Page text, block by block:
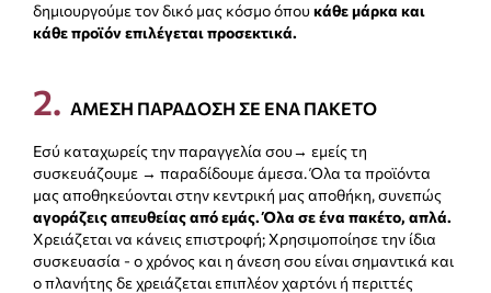
δημιουργούμε τον δικό μας κόσμο όπου κάθε μάρκα και
κάθε προϊόν επιλέγεται προσεκτικά.
2. ΑMEΣΗ ΠΑΡΑΔΟΣΗ ΣΕ ΕΝΑ ΠΑΚΕΤΟ
Εσύ καταχωρείς την παραγγελία σου→ εμείς τη
συσκευάζουμε → παραδίδουμε άμεσα. Όλα τα προϊόντα
μας αποθηκεύονται στην κεντρική μας αποθήκη, συνεπώς
αγοράζεις απευθείας από εμάς. Όλα σε ένα πακέτο, απλά.
Χρειάζεται να κάνεις επιστροφή; Χρησιμοποίησε την ίδια
συσκευασία - ο χρόνος και η άνεση σου είναι σημαντικά και
ο πλανήτης δε χρειάζεται επιπλέον χαρτόνι ή περιττές